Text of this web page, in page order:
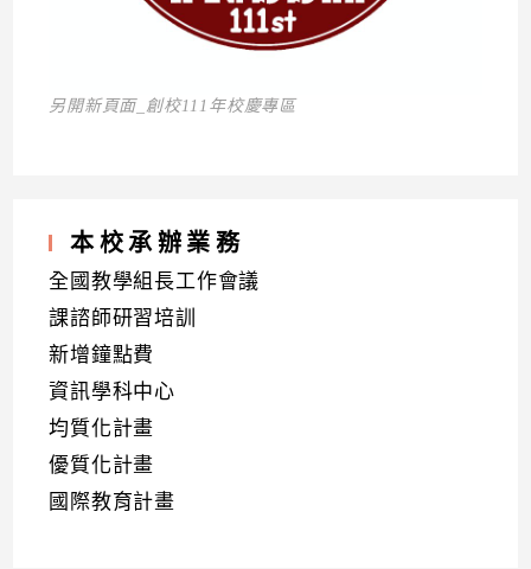
另開新頁面_創校111年校慶專區
本校承辦業務
全國教學組長工作會議
課諮師研習培訓
新增鐘點費
資訊學科中心
均質化計畫
優質化計畫
國際教育計畫